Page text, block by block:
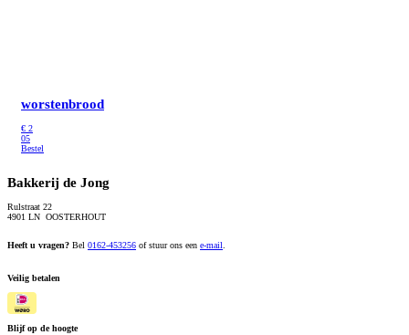
worstenbrood
€ 2
05
Bestel
Bakkerij de Jong
Rulstraat 22
4901 LN OOSTERHOUT
Heeft u vragen? Bel 0162-453256 of stuur ons een e-mail.
Veilig betalen
Blijf op de hoogte